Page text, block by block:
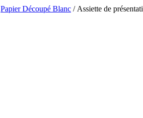
Papier Découpé Blanc / Assiette de